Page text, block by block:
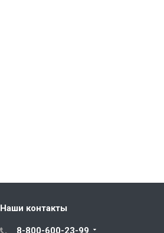
Наши контакты
8-800-600-23-99